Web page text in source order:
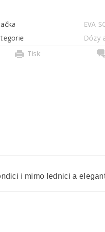
EVA
Dózy
Tisk
i mimo lednici a